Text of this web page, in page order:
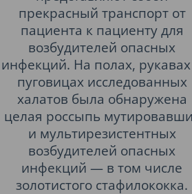
прекрасный транспорт от
пациента к пациенту для
возбудителей опасных
инфекций. На полах,
пуговицах исследованных
халатов была обнаружена
целая россыпь
и мультирезистентных
возбудителей опасных
инфекций — в том числе
золотистого стафилококка.